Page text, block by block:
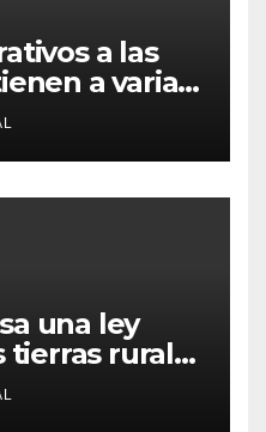
a las
a varias
una ley
rurales
son los